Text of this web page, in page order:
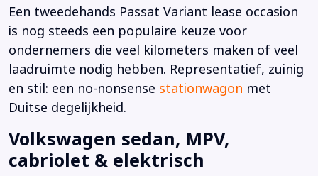
Een tweedehands Passat Variant lease occasion
is nog steeds een populaire keuze voor
ondernemers die veel kilometers maken of veel
laadruimte nodig hebben. Representatief, zuinig
en stil: een no-nonsense stationwagon met
Duitse degelijkheid.
Volkswagen sedan, MPV,
cabriolet & elektrisch